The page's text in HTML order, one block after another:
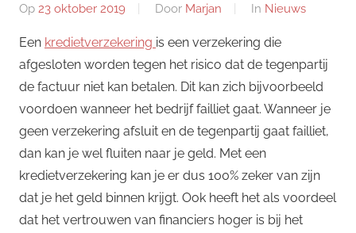
Op 23 oktober 2019 Door Marjan In Nieuws
Een kredietverzekering is een verzekering die
afgesloten worden tegen het risico dat de tegenpartij
de factuur niet kan betalen. Dit kan zich bijvoorbeeld
voordoen wanneer het bedrijf failliet gaat. Wanneer je
geen verzekering afsluit en de tegenpartij gaat failliet,
dan kan je wel fluiten naar je geld. Met een
kredietverzekering kan je er dus 100% zeker van zijn
dat je het geld binnen krijgt. Ook heeft het als voordeel
dat het vertrouwen van financiers hoger is bij het